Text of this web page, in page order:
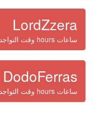
LordZzera
وقت التواجد 374 hours ساعات
DodoFerras
وقت التواجد 339 hours ساعات